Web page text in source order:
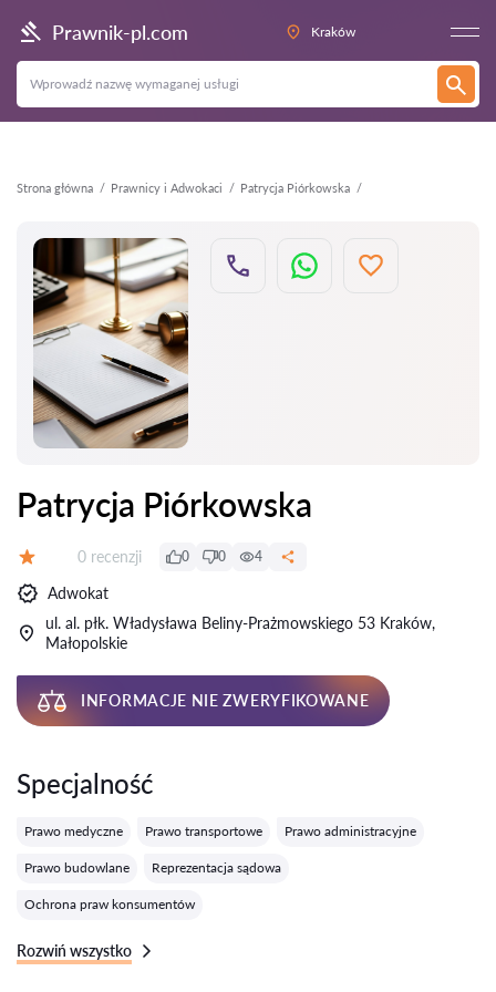
Prawnik-pl.com Kraków
Strona główna Prawnicy i Adwokaci Patrycja Piórkowska
Wstecz
Patrycja Piórkowska
Recenzji:
0 recenzji 0 0 4
Adwokat
ul. al. płk. Władysława Beliny-Prażmowskiego 53 Kraków,
Małopolskie
INFORMACJE NIE ZWERYFIKOWANE
Specjalność
Prawo medyczne Prawo transportowe Prawo administracyjne
Prawo budowlane Reprezentacja sądowa
Ochrona praw konsumentów
Rozwiń wszystko